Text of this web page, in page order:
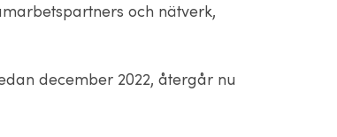
och nätverk,
december 2022, återgår nu